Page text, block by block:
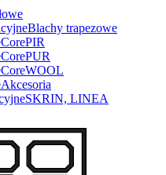
Blachy trapezowe
CorePIR
CorePUR
CoreWOOL
Akcesoria
SKRIN, LINEA